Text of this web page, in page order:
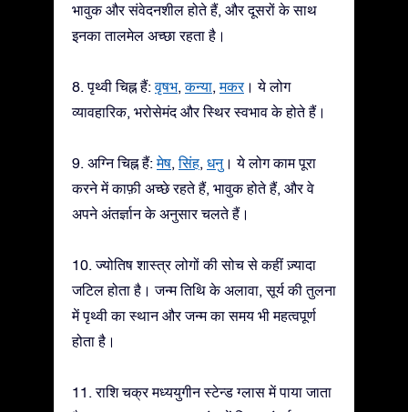
भावुक और संवेदनशील होते हैं, और दूसरों के साथ
इनका तालमेल अच्छा रहता है।
8. पृथ्वी चिह्न हैं:वृषभ,कन्या,मकर। ये लोग
व्यावहारिक, भरोसेमंद और स्थिर स्वभाव के होते हैं।
9. अग्नि चिह्न हैं:मेष,सिंह, धनु। ये लोग काम पूरा
करने में काफ़ी अच्छे रहते हैं, भावुक होते हैं, और वे
अपने अंतर्ज्ञान के अनुसार चलते हैं।
10. ज्योतिष शास्त्र लोगों की सोच से कहीं ज़्यादा
जटिल होता है। जन्म तिथि के अलावा, सूर्य की तुलना
में पृथ्वी का स्थान और जन्म का समय भी महत्वपूर्ण
होता है।
11. राशि चक्र मध्ययुगीन स्टेन्ड ग्लास में पाया जाता